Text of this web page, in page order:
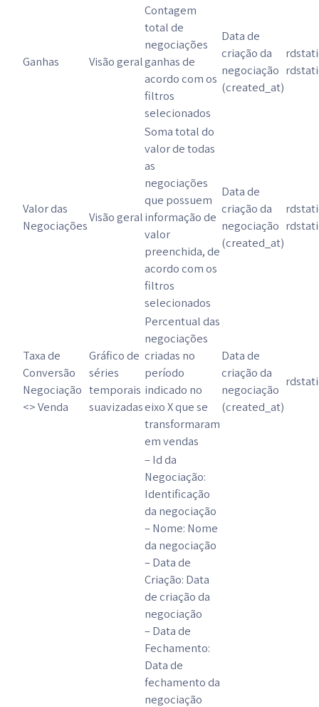
Ganhas Visão geral
Contagem
total de
negociações
ganhas de
acordo com os
filtros
selecionados
Data de
criação da
negociação
(created_at)
Valor das
Negociações
Visão geral
Soma total do
valor de todas
as
negociações
que possuem
informação de
valor
preenchida, de
acordo com os
filtros
selecionados
Data de
criação da
negociação
(created_at)
Taxa de
Conversão
Negociação
<> Venda
Gráfico de
séries
temporais
suavizadas
Percentual das
negociações
criadas no
período
indicado no
eixo X que se
transformaram
em vendas
Data de
criação da
negociação
(created_at)
– Id da
Negociação:
Identificação
da negociação
– Nome: Nome
da negociação
– Data de
Criação: Data
de criação da
negociação
– Data de
Fechamento:
Data de
fechamento da
negociação